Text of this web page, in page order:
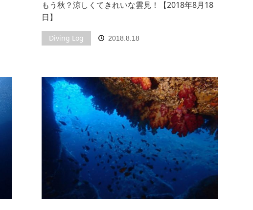
もう秋？涼しくてきれいな雲見！【2018年8月18
日】
Diving Log 2018.8.18